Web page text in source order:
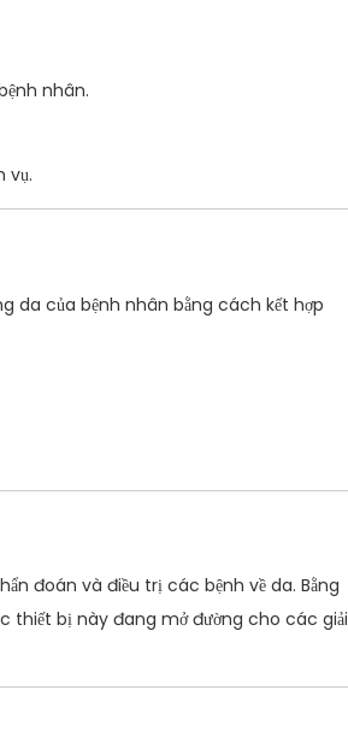
nhân.
vụ.
da của bệnh nhân bằng cách kết hợp
đoán và điều trị các bệnh về da. Bằng
thiết bị này đang mở đường cho các giải